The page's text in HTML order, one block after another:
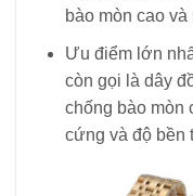
bào mòn cao
Ưu điểm lớn
còn gọi là dây
chống bào mòn
cứng và độ bền